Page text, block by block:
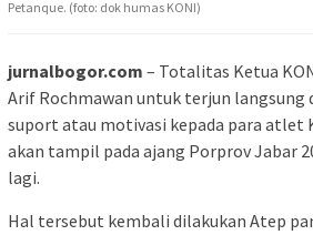
Petanque. (foto: dok humas KONI)
jurnalbogor.com – Totalitas Ketua
Arif Rochmawan untuk terjun langsung
suport atau motivasi kepada para atlet
akan tampil pada ajang Porprov Jabar
lagi.
Hal tersebut kembali dilakukan Atep